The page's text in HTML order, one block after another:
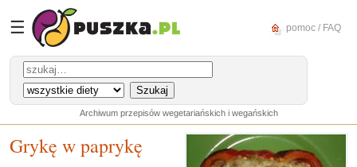
☰ pomoc / FAQ
Archiwum przepisów wegetariańskich i wegańskich
Grykę w paprykę